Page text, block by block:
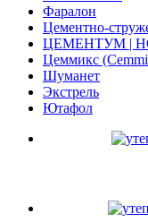
Фаралон
Цементно-
ЦЕМЕНТУМ |
Цеммикс
Шуманет
Экстрель
Ютафол